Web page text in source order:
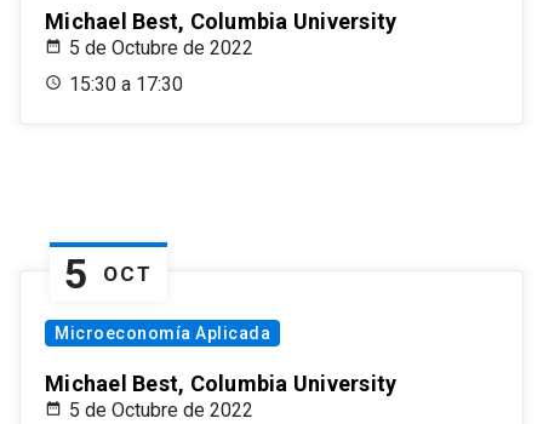
Michael Best, Columbia University
5 de Octubre de 2022
15:30 a 17:30
5 OCT
Microeconomía Aplicada
Michael Best, Columbia University
5 de Octubre de 2022